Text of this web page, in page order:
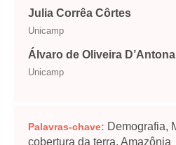
Julia Corrêa Côrtes
Unicamp
Álvaro de Oliveira D’Antona
Unicamp
Palavras-chave: Demografia,
cobertura da terra, Amazônia